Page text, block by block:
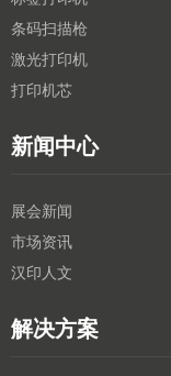
条码扫描枪
激光打印机
打印机芯
新闻中心
展会新闻
市场资讯
汉印人文
解决方案